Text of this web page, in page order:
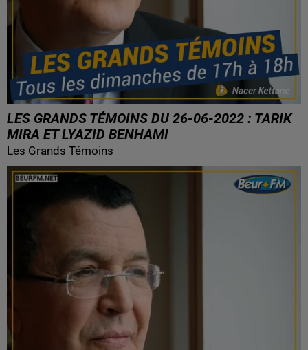
LES GRANDS TÉMOINS DU 26-06-2022 : TARIK
MIRA ET LYAZID BENHAMI
Les Grands Témoins